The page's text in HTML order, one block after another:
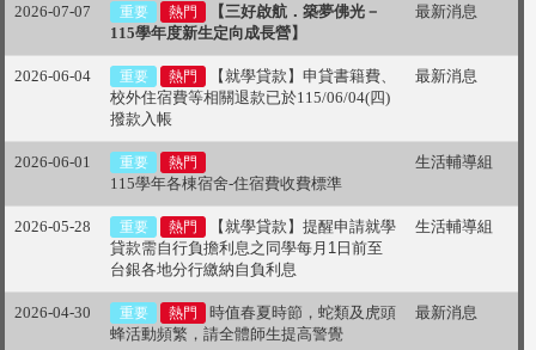
2026-07-07 重要 熱門
【三好啟航．築夢佛光－
115學年度新生定向成長營】
最新消息
2026-06-04 重要 熱門
【就學貸款】申貸書籍費、
校外住宿費等相關退款已於115/06/04(四)
撥款入帳
最新消息
2026-06-01 重要 熱門
115學年各棟宿舍-住宿費收費標準
生活輔導組
2026-05-28 重要 熱門
【就學貸款】提醒申請就學
貸款需自行負擔利息之同學每月 1 日前至
台銀各地分行繳納自負利息
生活輔導組
2026-04-30 重要 熱門
時值春夏時節，蛇類及虎頭
蜂活動頻繁，請全體師生提高警覺
最新消息